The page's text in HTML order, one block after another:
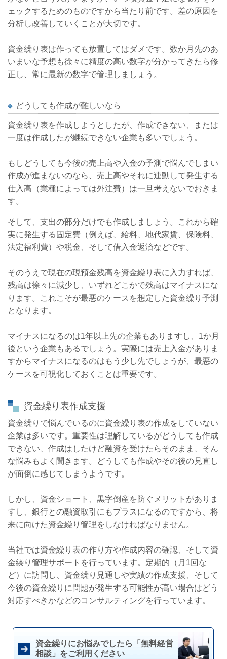
ェックするためのものですから当たり前です。差の原因を
分析し改善していくことが大切です。
資金繰り表は作っても放置してはダメです。数か月先のあ
いまいな予想も徐々に精度の高い数字が分かってきたら修
正し、常に最新の数字で管理しましょう。
どうしても作成が難しいなら
資金繰り表を作成しようとしたが、作成できない、または
一度は作成したが継続できない企業も多いでしょう。
もしどうしても今後の売上高や入金の予測で悩んでしまい
作成が進まないのなら、売上高やそれに連動して発生する
仕入高（業種によっては外注費）は一旦考えないでおきま
す。
そして、支出の部分だけでも作成しましょう。これから確
実に発生する固定費（例えば、給料、地代家賃、保険料、
法定福利費）や税金、そして借入金返済などです。
そのうえで現在の現預金残高を資金繰り表に入力すれば、
残高は徐々に減少し、いずれどこかで残高はマイナスにな
ります。これこそが最悪のケースを想定した資金繰り予測
となります。
マイナスになるのは1年以上先の企業もありますし、1か月
後という企業もあるでしょう。実際には売上入金がありま
すからマイナスになるのはもう少し先でしょうが、最悪の
ケースを可視化しておくことは重要です。
資金繰り表作成支援
資金繰りで悩んでいるのに資金繰り表の作成をしていない
企業は多いです。重要性は理解しているがどうしても作成
できない、作成はしたけど融資を受けたらそのまま、そん
な悩みもよく聞きます。どうしても作成やその後の見直し
が面倒に感じてしまうようです。
しかし、資金ショート、黒字倒産を防ぐメリットがありま
すし、銀行との融資取引にもプラスになるのですから、将
来に向けた資金繰り管理をしなければなりません。
当社では資金繰り表の作り方や作成内容の確認、そして資
金繰り管理サポートを行っています。定期的（月1回な
ど）に訪問し、資金繰り見通しや実績の作成支援、そして
今後の資金繰りに問題が発生する可能性が高い場合はどう
対応すべきかなどのコンサルティングを行っています。
資金繰りにお悩みでしたら「無料経営
相談」をご利用ください